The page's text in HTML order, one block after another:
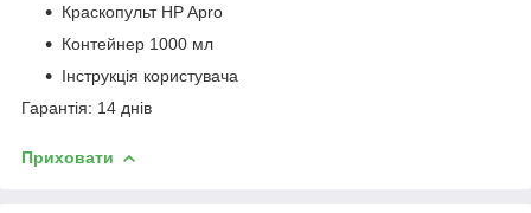
Краскопульт HP Apro
Контейнер 1000 мл
Інструкція користувача
Гарантія: 14 днів
Приховати